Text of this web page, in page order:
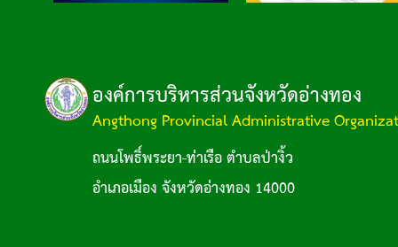
องค์การบริหารส่วนจังหวัดอ่างทอง
Angthong Provincial Administrative
ถนนโพธิ์พระยา-ท่าเรือ ตำบลป่างิ้ว
อำเภอเมือง จังหวัดอ่างทอง 14000